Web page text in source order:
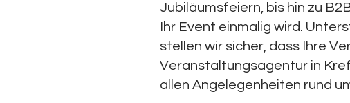
Jubiläumsfeiern, bis hin zu
Ihr Event einmalig wird.
stellen wir sicher, dass Ihre
Veranstaltungsagentur in
allen Angelegenheiten rund